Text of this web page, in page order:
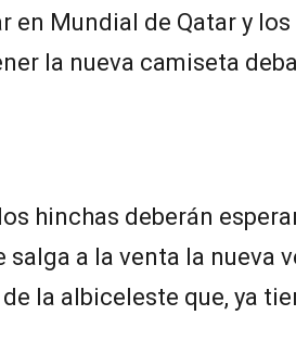
en Mundial de Qatar y
la nueva camiseta
hinchas deberán
salga a la venta la nueva
la albiceleste que, ya